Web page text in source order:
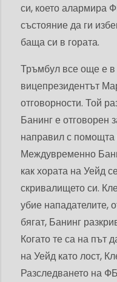
си, което алармира
състояние да ги
баща си в гората.
Тръмбул все още е в
вицепрезидентът
отговорности. Той
Банинг е отговорен
направил с помощта
Междувременно
как хората на Уейд
скривалището си.
убие нападателите,
бягат, Банинг
Когато те са на път
на Уейд като лост,
Разследването на